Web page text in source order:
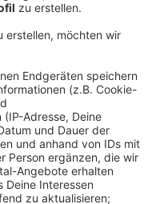
06:37
Kreis dieses
Menschen das
abgegeben,
jedes Jahr aber